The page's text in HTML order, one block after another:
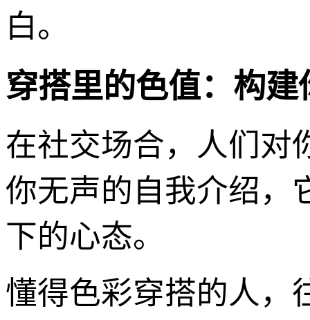
白。
穿搭里的色值：构建
在社交场合，人们对
你无声的自我介绍，
下的心态。
懂得色彩穿搭的人，